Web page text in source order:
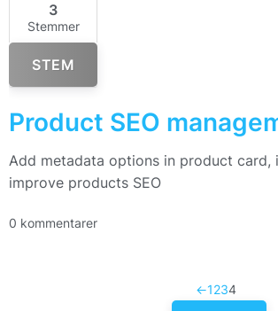
3
Stemmer
STEM
Product SEO
Add metadata options in product card,
improve products SEO
0 kommentarer
←1234